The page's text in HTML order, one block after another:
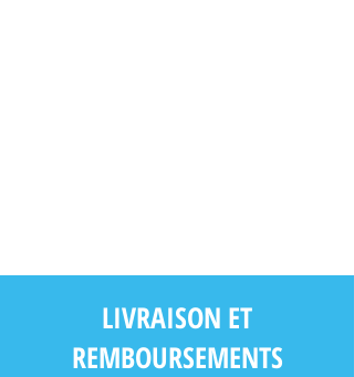
LIVRAISON ET
REMBOURSEMENTS